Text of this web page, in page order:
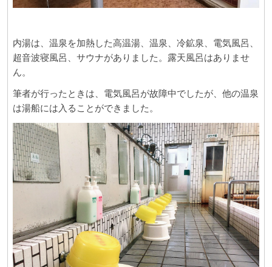
内湯は、温泉を加熱した高温湯、温泉、冷鉱泉、電気風呂、
超音波寝風呂、サウナがありました。露天風呂はありませ
ん。
筆者が行ったときは、電気風呂が故障中でしたが、他の温泉
は湯船には入ることができました。